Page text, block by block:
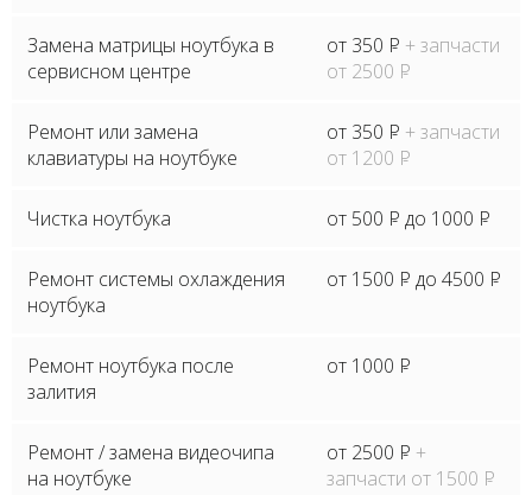
Замена матрицы ноутбука в
сервисном центре
от 350 P + запчасти
от 2500 P
Ремонт или замена
клавиатуры на ноутбуке
от 350 P + запчасти
от 1200 P
Чистка ноутбука от 500 P до 1000 P
Ремонт системы охлаждения
ноутбука
от 1500 P до 4500 P
Ремонт ноутбука после
залития
от 1000 P
Ремонт / замена видеочипа
на ноутбуке
от 2500 P +
запчасти от 1500 P